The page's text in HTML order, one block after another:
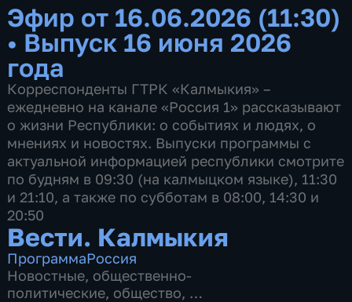
Эфир от 16.06.2026 (11:30)
• Выпуск 16 июня 2026
года
Корреспонденты ГТРК «Калмыкия» –
ежедневно на канале «Россия 1» рассказывают
о жизни Республики: о событиях и людях, о
мнениях и новостях. Выпуски программы с
актуальной информацией республики смотрите
по будням в 09:30 (на калмыцком языке), 11:30
и 21:10, а также по субботам в 08:00, 14:30 и
20:50
Вести. Калмыкия
ПрограммаРоссия
Новостные, общественно-
политические, общество,